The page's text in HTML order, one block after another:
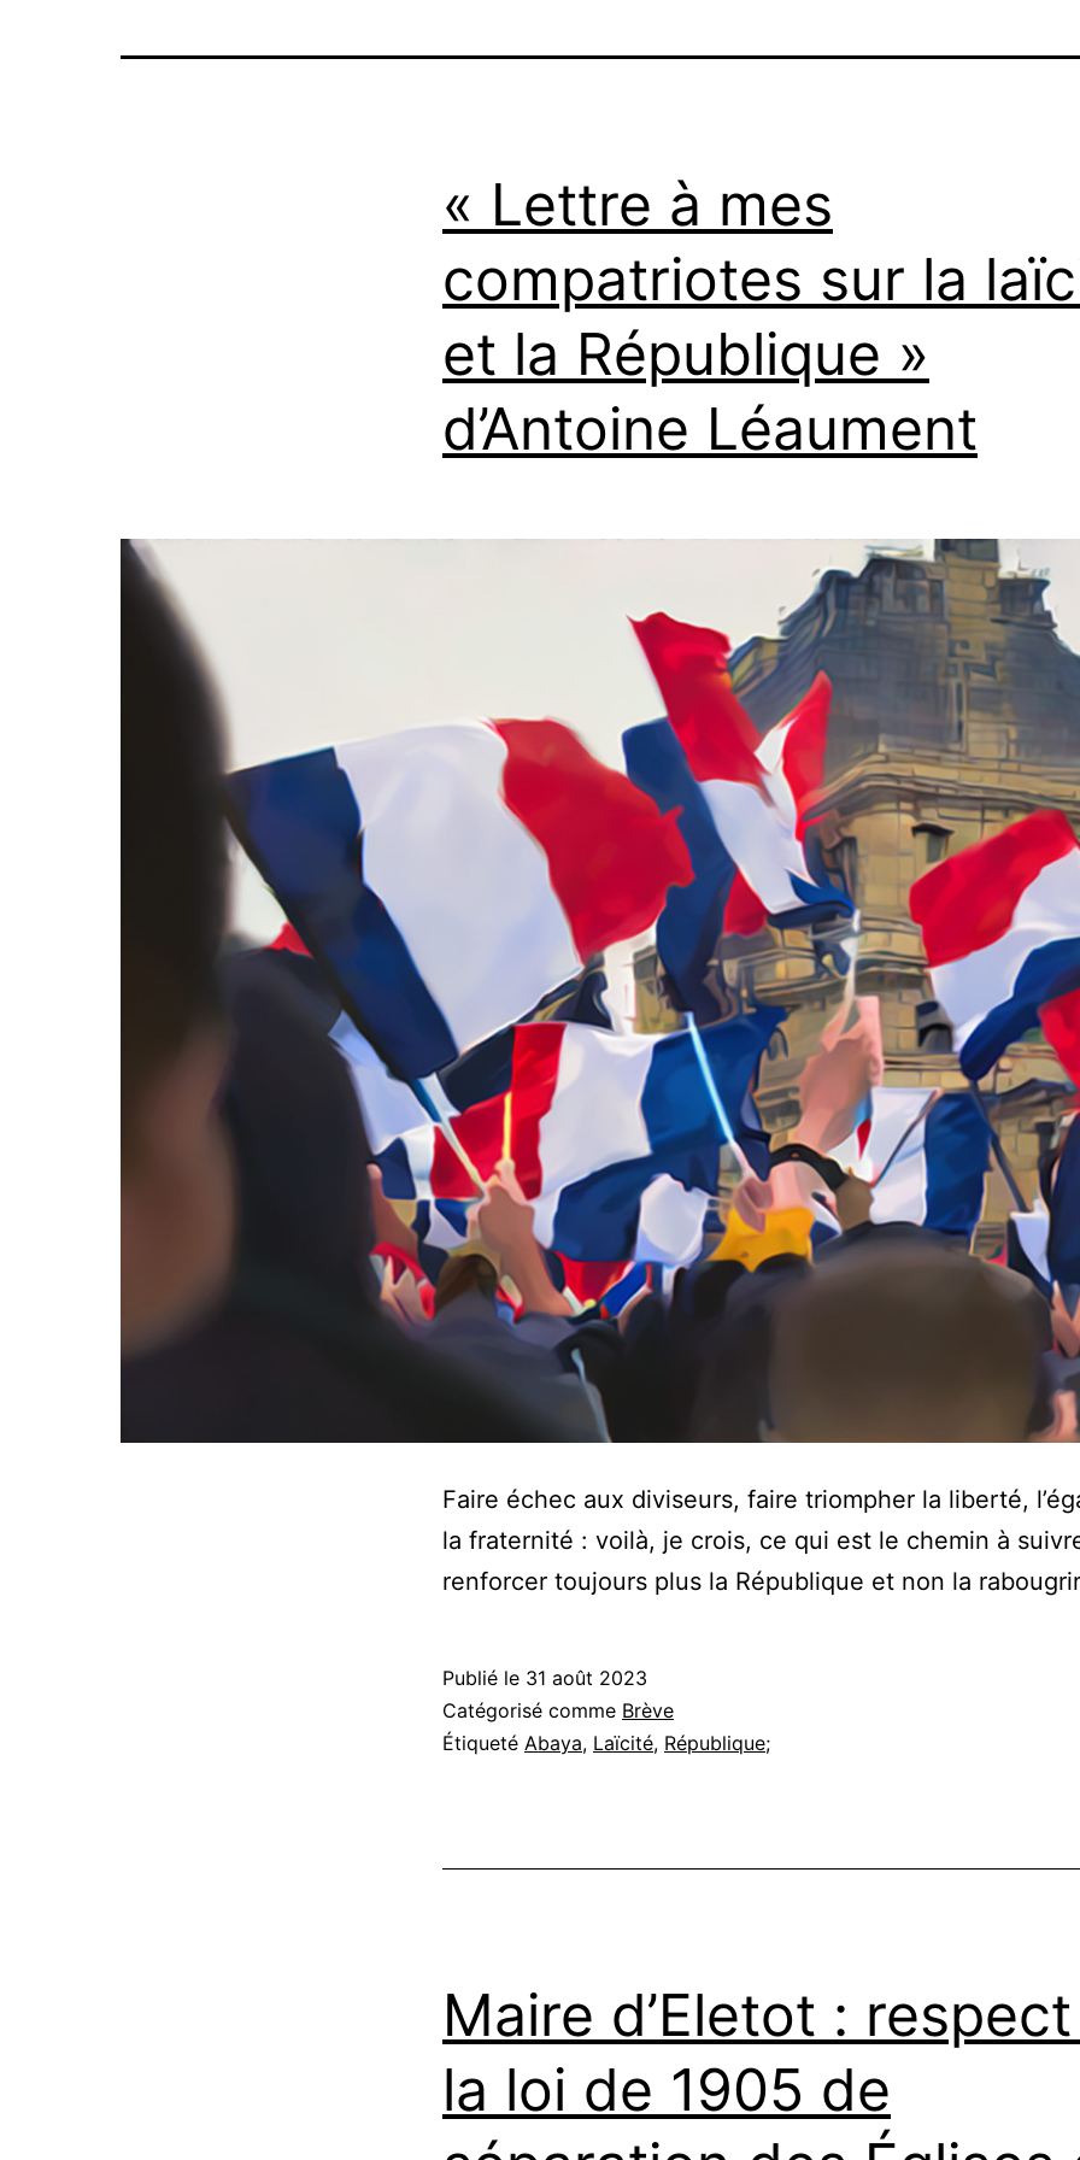
« Lettre à mes
compatriotes sur la
et la République »
d’Antoine Léaument
Faire échec aux diviseurs, faire triompher la liberté,
la fraternité : voilà, je crois, ce qui est le chemin à
renforcer toujours plus la République et non la rabougrir
Publié le 31 août 2023
Catégorisé comme Brève
Étiqueté Abaya, Laïcité, République;
Maire d’Eletot :
la loi de 1905 de